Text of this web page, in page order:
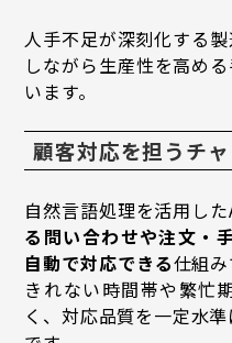
人手不足が深刻化する
しながら生産性を高め
います。
顧客対応を担うチ
自然言語処理を活用した
る問い合わせや注文・
自動で対応できる仕組
きれない時間帯や繁忙
く、対応品質を一定水